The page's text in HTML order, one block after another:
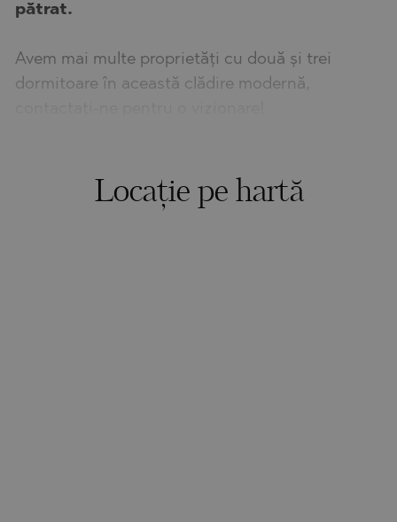
pătrat.
Avem mai multe proprietăți cu două și trei
dormitoare în această clădire modernă,
Locație pe hartă